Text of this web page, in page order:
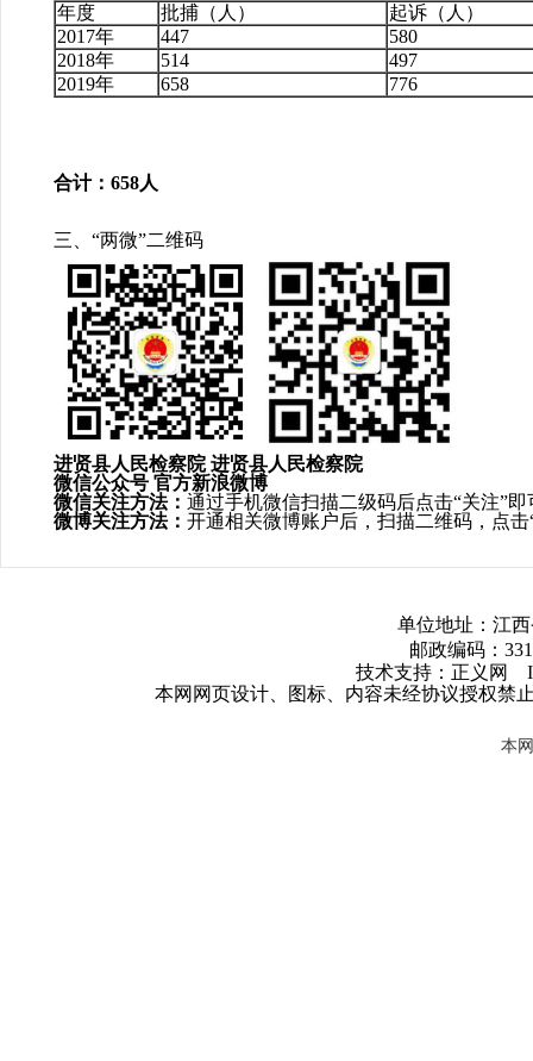
年度 批捕（人）
起诉（人）
2017年 447
580
2018年 514
497
2019年 658 776
合计： 658人
三、 “两微”二维码
进贤县人民检察院 进贤县人民检察院
微信公众号 官方新浪微博
微信关注方法： 通过手机微信扫描二级码后点击“关注”即
微博关注方法： 开通相关微博账户后，扫描二维码，点击
单位地址：江
邮政编码：
技术支持：正义网
本网网页设计、图标、内容未经协议授权禁
本